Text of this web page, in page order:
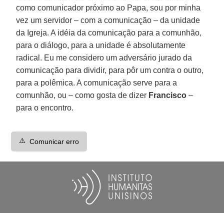
como comunicador próximo ao Papa, sou por minha
vez um servidor – com a comunicação – da unidade
da Igreja. A idéia da comunicação para a comunhão,
para o diálogo, para a unidade é absolutamente
radical. Eu me considero um adversário jurado da
comunicação para dividir, para pôr um contra o outro,
para a polêmica. A comunicação serve para a
comunhão, ou – como gosta de dizer Francisco –
para o encontro.
⚠️ Comunicar erro